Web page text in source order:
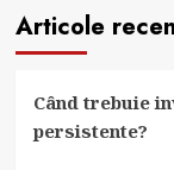
Articole
Când trebuie
persistente?